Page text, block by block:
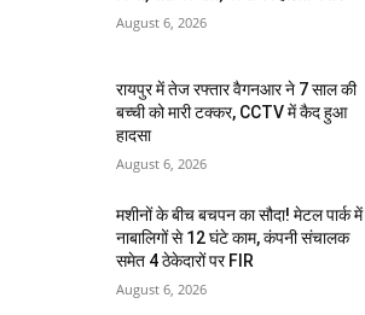
August 6, 2026
रायपुर में तेज रफ्तार वैगनआर ने 7 साल की
बच्ची को मारी टक्कर, CCTV में कैद हुआ
हादसा
August 6, 2026
मशीनों के बीच बचपन का सौदा! मेटल पार्क में
नाबालिगों से 12 घंटे काम, कंपनी संचालक
समेत 4 ठेकेदारों पर FIR
August 6, 2026